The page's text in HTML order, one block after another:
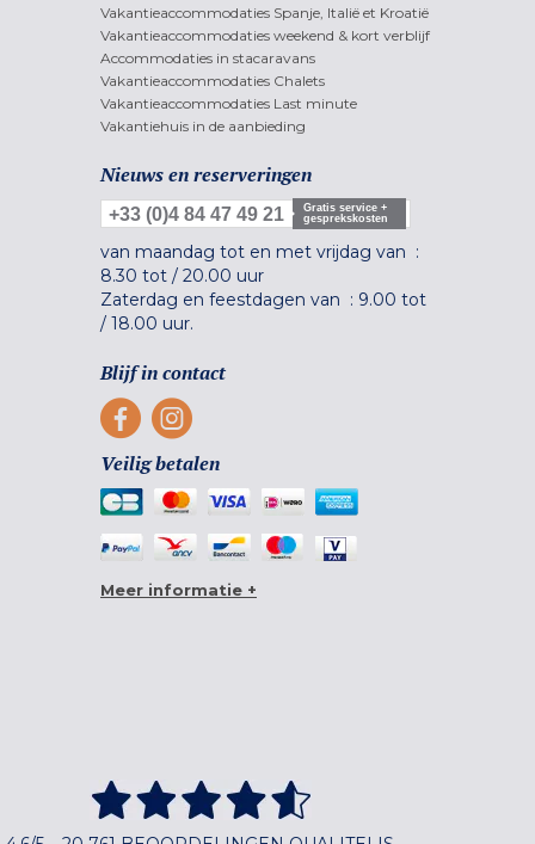
Vakantieaccommodaties Spanje, Italië et Kroatië
Vakantieaccommodaties weekend & kort verblijf
Accommodaties in stacaravans
Vakantieaccommodaties Chalets
Vakantieaccommodaties Last minute
Vakantiehuis in de aanbieding
Nieuws en reserveringen
+33 (0)4 84 47 49 21
Gratis service +
gesprekskosten
van maandag tot en met vrijdag van :
8.30 tot / 20.00 uur
Zaterdag en feestdagen van : 9.00 tot
/ 18.00 uur.
Blijf in contact
Veilig betalen
Meer informatie +